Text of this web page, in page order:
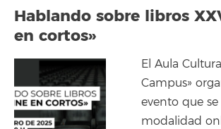
Hablando sobre libros
en cortos»
El Aula
Campus»
evento que
modalidad